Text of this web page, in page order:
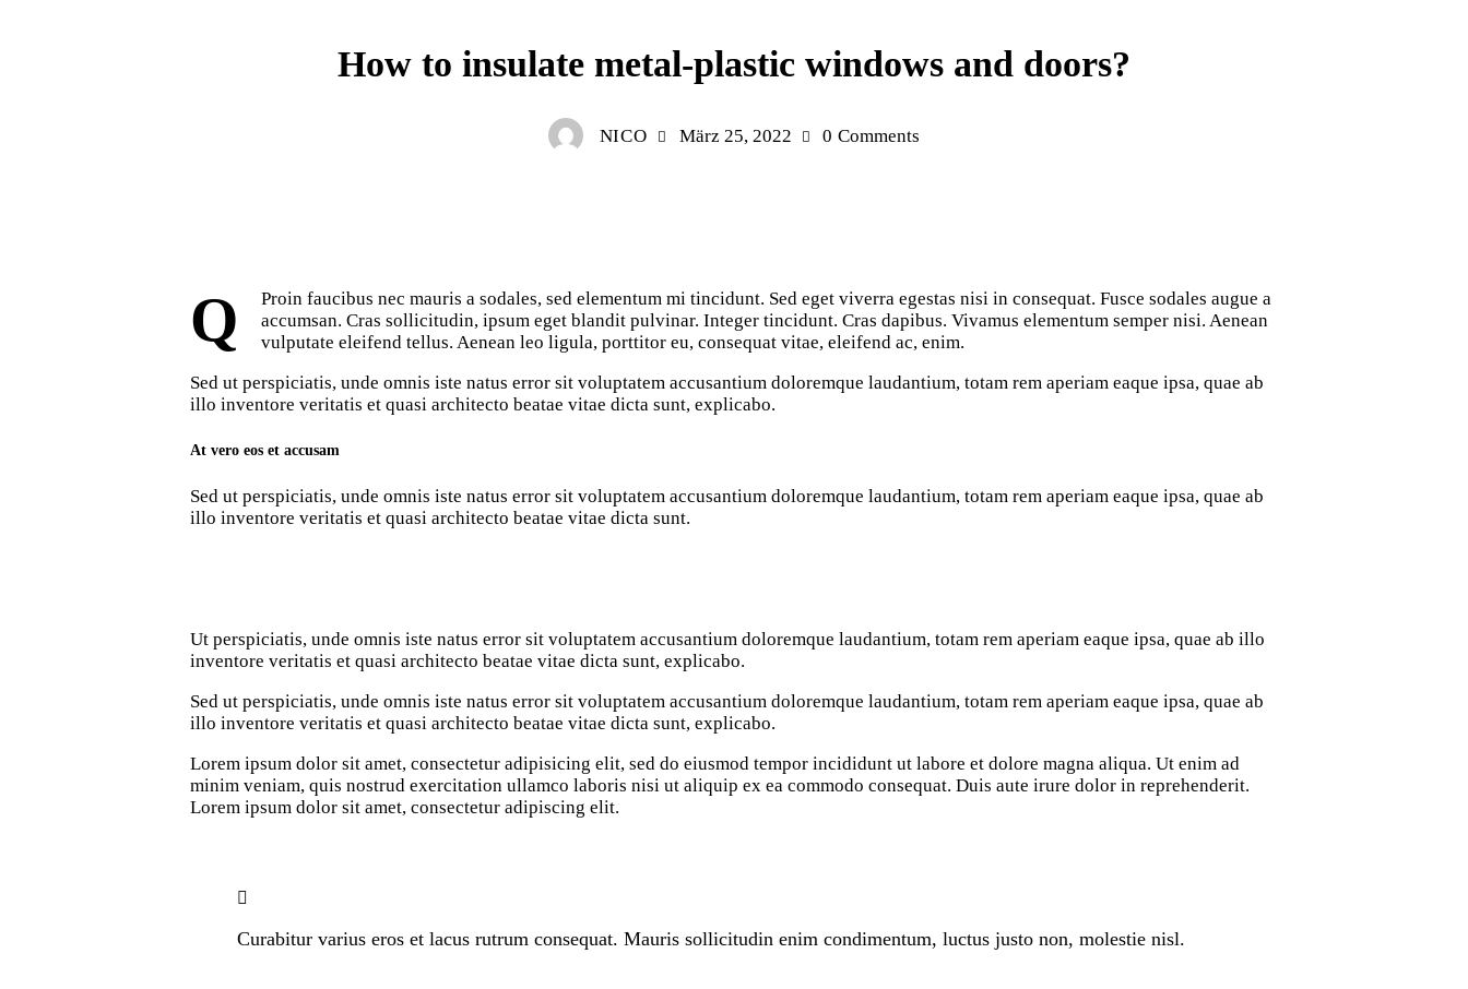
How to insulate metal-plastic windows and doors?
NICO März 25, 2022 0 Comments
Q
Proin faucibus nec mauris a sodales, sed elementum mi tincidunt. Sed eget viverra egestas nisi in consequat. Fusce sodales augue a
accumsan. Cras sollicitudin, ipsum eget blandit pulvinar. Integer tincidunt. Cras dapibus. Vivamus elementum semper nisi. Aenean
vulputate eleifend tellus. Aenean leo ligula, porttitor eu, consequat vitae, eleifend ac, enim.
Sed ut perspiciatis, unde omnis iste natus error sit voluptatem accusantium doloremque laudantium, totam rem aperiam eaque ipsa, quae ab
illo inventore veritatis et quasi architecto beatae vitae dicta sunt, explicabo.
At vero eos et accusam
Sed ut perspiciatis, unde omnis iste natus error sit voluptatem accusantium doloremque laudantium, totam rem aperiam eaque ipsa, quae ab
illo inventore veritatis et quasi architecto beatae vitae dicta sunt.
Ut perspiciatis, unde omnis iste natus error sit voluptatem accusantium doloremque laudantium, totam rem aperiam eaque ipsa, quae ab illo
inventore veritatis et quasi architecto beatae vitae dicta sunt, explicabo.
Sed ut perspiciatis, unde omnis iste natus error sit voluptatem accusantium doloremque laudantium, totam rem aperiam eaque ipsa, quae ab
illo inventore veritatis et quasi architecto beatae vitae dicta sunt, explicabo.
Lorem ipsum dolor sit amet, consectetur adipisicing elit, sed do eiusmod tempor incididunt ut labore et dolore magna aliqua. Ut enim ad
minim veniam, quis nostrud exercitation ullamco laboris nisi ut aliquip ex ea commodo consequat. Duis aute irure dolor in reprehenderit.
Lorem ipsum dolor sit amet, consectetur adipiscing elit.
Curabitur varius eros et lacus rutrum consequat. Mauris sollicitudin enim condimentum, luctus justo non, molestie nisl.